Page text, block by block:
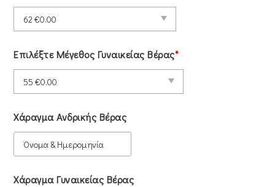
Επιλέξτε Μέγεθος Γυναικείας Βέρας*
Χάραγμα Ανδρικής Βέρας
Χάραγμα Γυναικείας Βέρας